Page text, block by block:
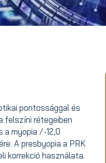
pontossággal és
felszíni rétegeiben
a myopia /-12,0
A presbyopia a PRK
korrekció használata.